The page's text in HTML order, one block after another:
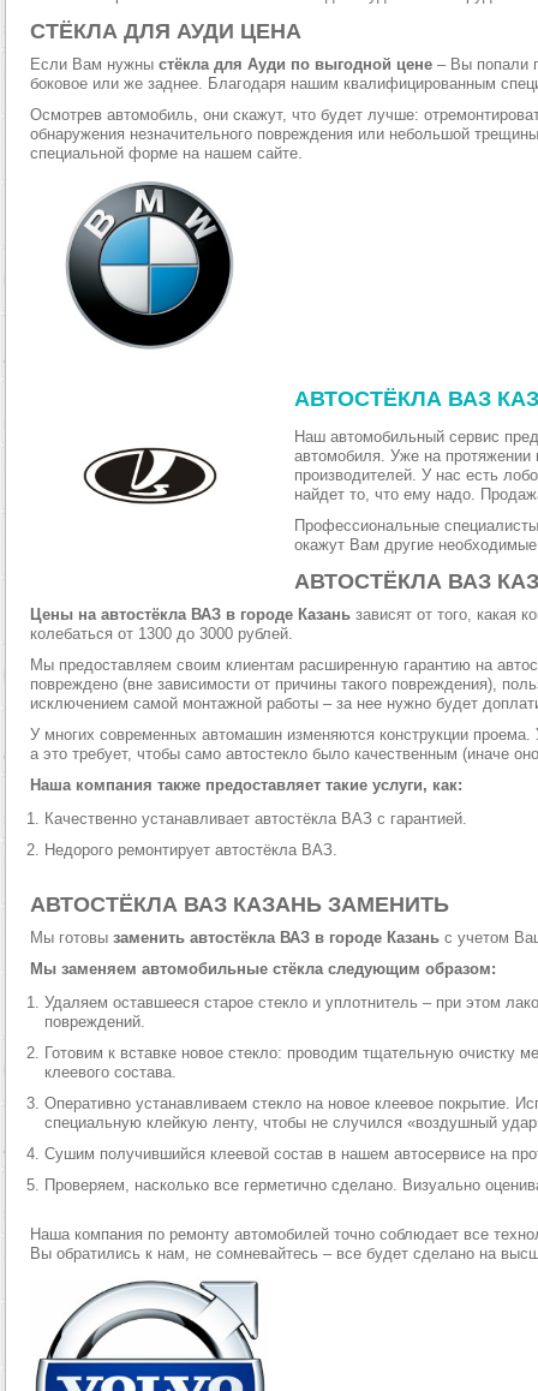
СТЁКЛА ДЛЯ АУДИ ЦЕНА
Если Вам нужны стёкла для Ауди по выгодной цене – Вы попали
боковое или же заднее. Благодаря нашим квалифицированным
Осмотрев автомобиль, они скажут, что будет лучше:
обнаружения незначительного повреждения или небольшой
специальной форме на нашем сайте.
АВТОСТЁКЛА ВАЗ
Наш автомобильный сервис
автомобиля. Уже на
производителей. У нас есть
найдет то, что ему надо.
Профессиональные
окажут Вам другие
АВТОСТЁКЛА ВАЗ
Цены на автостёкла ВАЗ в городе Казань зависят от того, какая
колебаться от 1300 до 3000 рублей.
Мы предоставляем своим клиентам расширенную гарантию на
повреждено (вне зависимости от причины такого повреждения),
исключением самой монтажной работы – за нее нужно будет
У многих современных автомашин изменяются конструкции
а это требует, чтобы само автостекло было качественным (иначе
Наша компания также предоставляет такие услуги, как:
Качественно устанавливает автостёкла ВАЗ с гарантией.
Недорого ремонтирует автостёкла ВАЗ.
АВТОСТЁКЛА ВАЗ КАЗАНЬ ЗАМЕНИТЬ
Мы готовы заменить автостёкла ВАЗ в городе Казань с учетом
Мы заменяем автомобильные стёкла следующим образом:
Удаляем оставшееся старое стекло и уплотнитель – при этом
повреждений.
Готовим к вставке новое стекло: проводим тщательную очистку
клеевого состава.
Оперативно устанавливаем стекло на новое клеевое покрытие.
специальную клейкую ленту, чтобы не случился «воздушный
Сушим получившийся клеевой состав в нашем автосервисе на
Проверяем, насколько все герметично сделано. Визуально
Наша компания по ремонту автомобилей точно соблюдает все
Вы обратились к нам, не сомневайтесь – все будет сделано на